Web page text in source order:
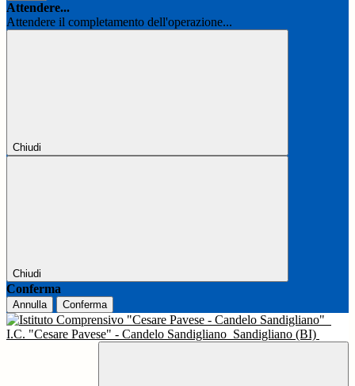
Attendere...
Attendere il completamento dell'operazione...
Chiudi
Chiudi
Conferma
Annulla Conferma
I.C. "Cesare Pavese" - Candelo Sandigliano Sandigliano (BI)